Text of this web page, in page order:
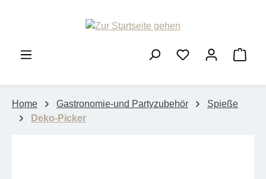
Home Gastronomie-und Partyzubehör
Spieße
Deko-Picker